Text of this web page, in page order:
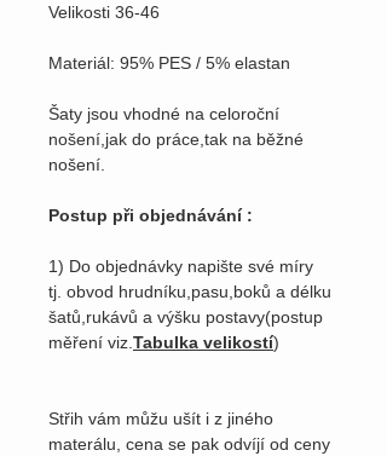
Velikosti 36-46
Materiál: 95% PES / 5% elastan
Šaty jsou vhodné na celoroční
nošení,jak do práce,tak na běžné
nošení.
Postup při objednávání :
1) Do objednávky napište své míry
tj. obvod hrudníku,pasu,boků a délku
šatů,rukávů a výšku postavy(postup
měření viz.Tabulka velikostí)
Střih vám můžu ušít i z jiného
materálu, cena se pak odvíjí od ceny